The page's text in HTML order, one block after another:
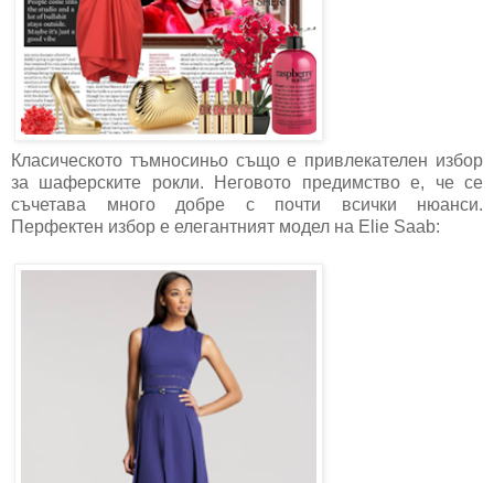
Класическото тъмносиньо също е привлекателен избор
за шаферските рокли. Неговото предимство е, че се
съчетава много добре с почти всички нюанси.
Перфектен избор е елегантният модел на Elie Saab: